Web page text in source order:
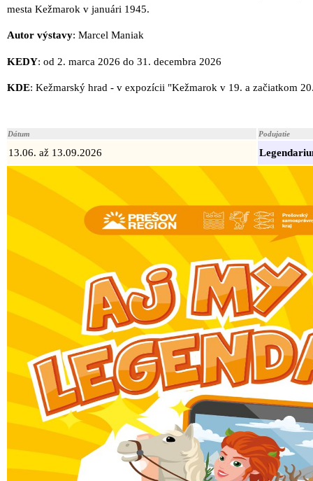
mesta Kežmarok v januári 1945.
Autor výstavy: Marcel Maniak
KEDY: od 2. marca 2026 do 31. decembra 2026
KDE: Kežmarský hrad - v expozícii "Kežmarok v 19. a začiatkom
Dátum Podujatie
13.06. až 13.09.2026